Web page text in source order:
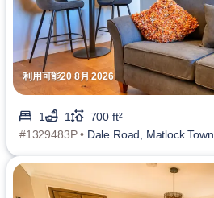
利用可能20 8月 2026
1 1
700 ft²
#1329483P • Dale Road, Matlock Town